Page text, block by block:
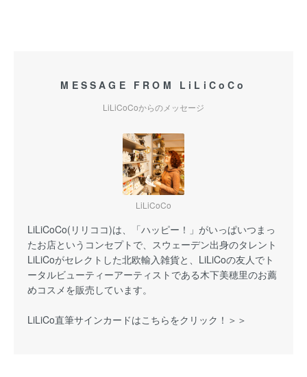
MESSAGE FROM LiLiCoCo
LiLiCoCoからのメッセージ
LiLiCoCo
LiLiCoCo(リリココ)は、「ハッピー！」がいっぱいつまっ
たお店というコンセプトで、スウェーデン出身のタレント
LiLiCoがセレクトした北欧輸入雑貨と、LiLiCoの友人でト
ータルビューティーアーティストである木下美穂里のお薦
めコスメを販売しています。
LiLiCo直筆サインカードはこちらをクリック！＞＞